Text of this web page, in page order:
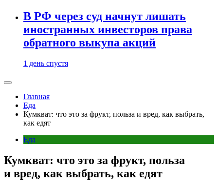
В РФ через суд начнут лишать
иностранных инвесторов права
обратного выкупа акций
1 день спустя
Главная
Еда
Кумкват: что это за фрукт, польза и вред, как выбрать,
как едят
Еда
Кумкват: что это за фрукт, польза
и вред, как выбрать, как едят